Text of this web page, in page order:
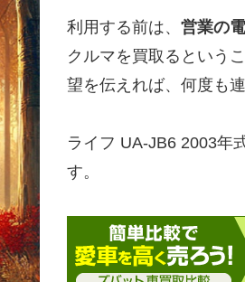
利用する前は、 営業の
クルマを買取るという
望を伝えれば、何度も
ライフ UA-JB6 2003年
す。